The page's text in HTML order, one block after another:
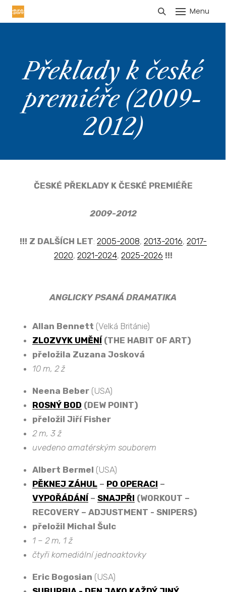
Menu
Překlady k české
premiéře (2009-
2012)
ČESKÉ PŘEKLADY K ČESKÉ PREMIÉŘE
2009-2012
!!! Z DALŠÍCH LET: 2005-2008, 2013-2016, 2017-
2020, 2021-2024, 2025-2026 !!!
ANGLICKY PSANÁ DRAMATIKA
Allan Bennett (Velká Británie)
ZLOZVYK UMĚNÍ (THE HABIT OF ART)
přeložila Zuzana Josková
10 m, 2 ž
Neena Beber (USA)
ROSNÝ BOD (DEW POINT)
přeložil Jiří Fisher
2 m, 3 ž
uvedeno amatérským souborem
Albert Bermel (USA)
PĚKNEJ ZÁHUL – PO OPERACI –
VYPOŘÁDÁNÍ – SNAJPŘI (WORKOUT –
RECOVERY – ADJUSTMENT - SNIPERS)
přeložil Michal Šulc
1 – 2 m, 1 ž
čtyři komediální jednoaktovky
Eric Bogosian (USA)